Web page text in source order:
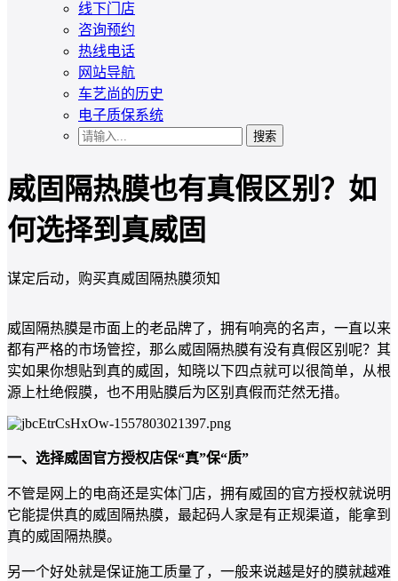
线下门店
咨询预约
热线电话
网站导航
车艺尚的历史
电子质保系统
搜索
威固隔热膜也有真假区别？如
何选择到真威固
谋定后动，购买真威固隔热膜须知
威固隔热膜是市面上的老品牌了，拥有响亮的名声，一直以来
都有严格的市场管控，那么威固隔热膜有没有真假区别呢？其
实如果你想贴到真的威固，知晓以下四点就可以很简单，从根
源上杜绝假膜，也不用贴膜后为区别真假而茫然无措。
一、选择威固官方授权店保“真”保“质”
不管是网上的电商还是实体门店，拥有威固的官方授权就说明
它能提供真的威固隔热膜，最起码人家是有正规渠道，能拿到
真的威固隔热膜。
另一个好处就是保证施工质量了，一般来说越是好的膜就越难